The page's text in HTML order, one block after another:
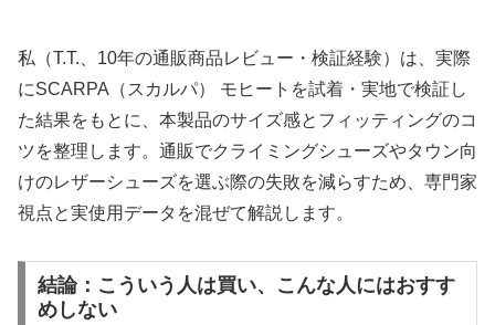
私（T.T.、10年の通販商品レビュー・検証経験）は、実際
にSCARPA（スカルパ） モヒートを試着・実地で検証し
た結果をもとに、本製品のサイズ感とフィッティングのコ
ツを整理します。通販でクライミングシューズやタウン向
けのレザーシューズを選ぶ際の失敗を減らすため、専門家
視点と実使用データを混ぜて解説します。
結論：こういう人は買い、こんな人にはおすす
めしない